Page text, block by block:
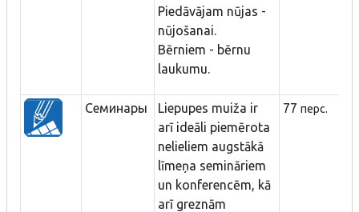
Piedāvājam nūjas -
nūjošanai.
Bērniem - bērnu
laukumu.
Семинары
Liepupes muiža ir
arī ideāli piemērota
nelieliem augstākā
līmeņa semināriem
un konferencēm, kā
arī greznām
77 перс.